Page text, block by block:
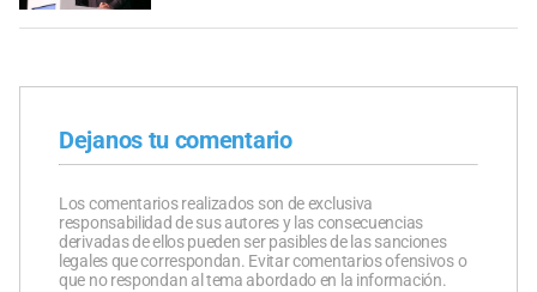
Dejanos tu comentario
Los comentarios realizados son de exclusiva
responsabilidad de sus autores y las consecuencias
derivadas de ellos pueden ser pasibles de las sanciones
legales que correspondan. Evitar comentarios ofensivos o
que no respondan al tema abordado en la información.